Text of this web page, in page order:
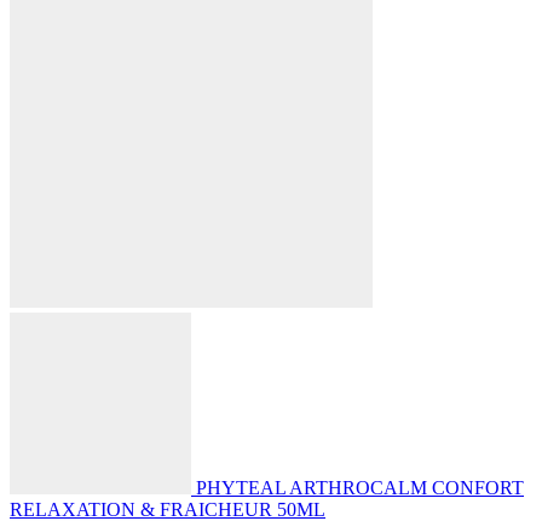
PHYTEAL ARTHROCALM CONFORT
RELAXATION & FRAICHEUR 50ML